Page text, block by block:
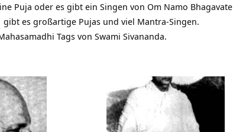
Puja oder es gibt ein Singen von Om Namo Bhagavate
gibt es großartige Pujas und viel Mantra-Singen.
Tags von Swami Sivananda.